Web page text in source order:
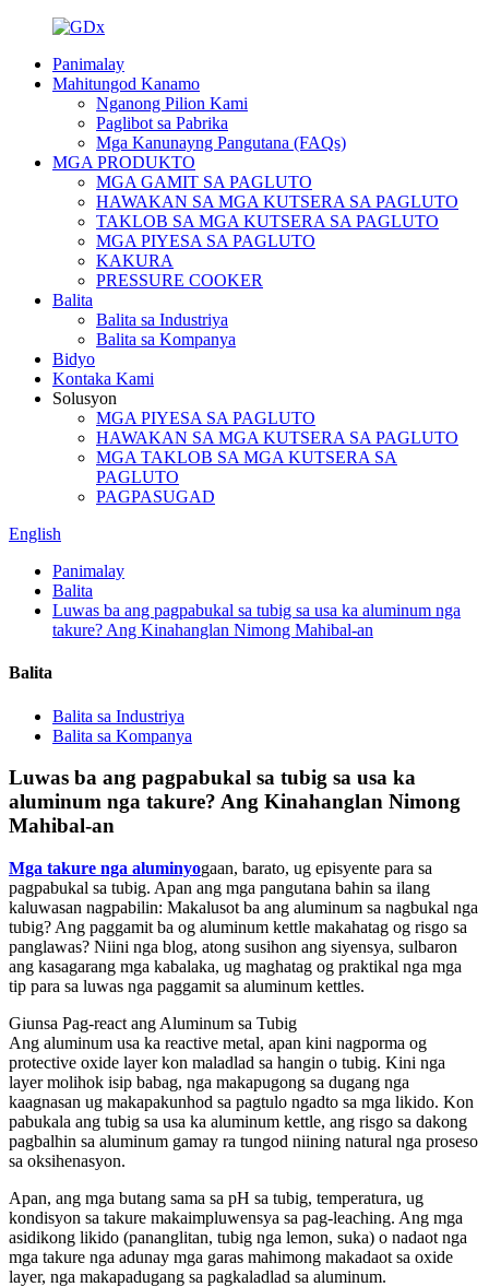
Panimalay
Mahitungod Kanamo
Nganong Pilion Kami
Paglibot sa Pabrika
Mga Kanunayng Pangutana (FAQs)
MGA PRODUKTO
MGA GAMIT SA PAGLUTO
HAWAKAN SA MGA KUTSERA SA PAGLUTO
TAKLOB SA MGA KUTSERA SA PAGLUTO
MGA PIYESA SA PAGLUTO
KAKURA
PRESSURE COOKER
Balita
Balita sa Industriya
Balita sa Kompanya
Bidyo
Kontaka Kami
Solusyon
MGA PIYESA SA PAGLUTO
HAWAKAN SA MGA KUTSERA SA PAGLUTO
MGA TAKLOB SA MGA KUTSERA SA
PAGLUTO
PAGPASUGAD
English
Panimalay
Balita
Luwas ba ang pagpabukal sa tubig sa usa ka aluminum nga
takure? Ang Kinahanglan Nimong Mahibal-an
Balita
Balita sa Industriya
Balita sa Kompanya
Luwas ba ang pagpabukal sa tubig sa usa ka
aluminum nga takure? Ang Kinahanglan Nimong
Mahibal-an
Mga takure nga aluminyogaan, barato, ug episyente para sa
pagpabukal sa tubig. Apan ang mga pangutana bahin sa ilang
kaluwasan nagpabilin: Makalusot ba ang aluminum sa nagbukal nga
tubig? Ang paggamit ba og aluminum kettle makahatag og risgo sa
panglawas? Niini nga blog, atong susihon ang siyensya, sulbaron
ang kasagarang mga kabalaka, ug maghatag og praktikal nga mga
tip para sa luwas nga paggamit sa aluminum kettles.
Giunsa Pag-react ang Aluminum sa Tubig
Ang aluminum usa ka reactive metal, apan kini nagporma og
protective oxide layer kon maladlad sa hangin o tubig. Kini nga
layer molihok isip babag, nga makapugong sa dugang nga
kaagnasan ug makapakunhod sa pagtulo ngadto sa mga likido. Kon
pabukala ang tubig sa usa ka aluminum kettle, ang risgo sa dakong
pagbalhin sa aluminum gamay ra tungod niining natural nga proseso
sa oksihenasyon.
Apan, ang mga butang sama sa pH sa tubig, temperatura, ug
kondisyon sa takure makaimpluwensya sa pag-leaching. Ang mga
asidikong likido (pananglitan, tubig nga lemon, suka) o nadaot nga
mga takure nga adunay mga garas mahimong makadaot sa oxide
layer, nga makapadugang sa pagkaladlad sa aluminum.